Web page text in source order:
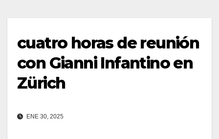
cuatro horas de reunión
con Gianni Infantino en
Zürich
ENE 30, 2025